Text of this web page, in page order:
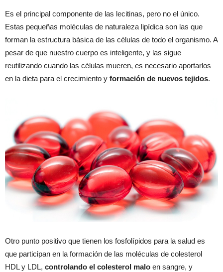
Es el principal componente de las lecitinas, pero no el único.
Estas pequeñas moléculas de naturaleza lipídica son las que
forman la estructura básica de las células de todo el organismo. A
pesar de que nuestro cuerpo es inteligente, y las sigue
reutilizando cuando las células mueren, es necesario aportarlos
en la dieta para el crecimiento y formación de nuevos tejidos.
Otro punto positivo que tienen los fosfolípidos para la salud es
que participan en la formación de las moléculas de colesterol
HDL y LDL, controlando el colesterol malo en sangre, y